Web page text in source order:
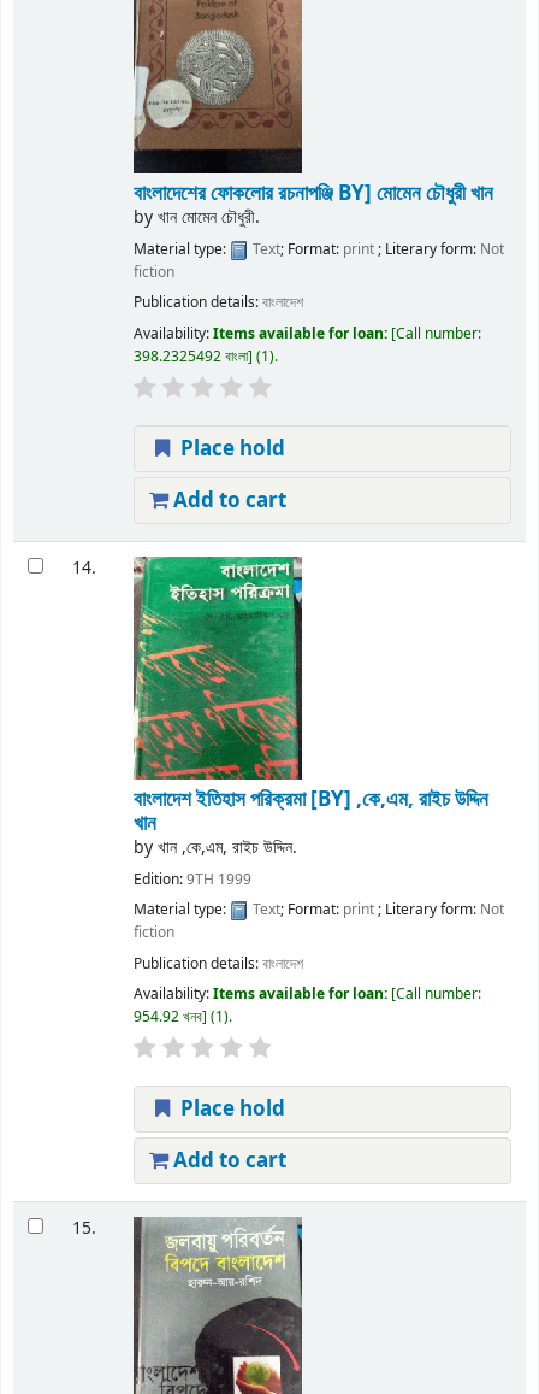
বাংলাদেশের ফোকলোর রচনাপঞ্জি BY] মোমেন চৌধুরী খান
byখান মোমেন চৌধুরী.
Material type: Text; Format: print; Literary form: Not
fiction
Publication details:বাংলাদেশ
Availability:Items available for loan: Call number:
398.2325492 বাংলা (1).
Place hold
Add to cart
14.
বাংলাদেশ ইতিহাস পরিক্রমা[BY] ,কে,এম, রাইচ উদ্দিন
খান
byখান ,কে,এম, রাইচ উদ্দিন.
Edition:9TH 1999
Material type:
Text; Format: print; Literary form: Not
fiction
Publication details:বাংলাদেশ
Availability:Items available for loan: Call number:
954.92 খনব (1).
Place hold
Add to cart
15.